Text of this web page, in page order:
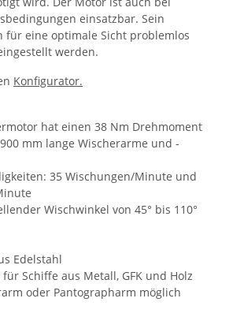
einsatzbar. Sein
für eine optimale Sicht problemlos
werden.
Konfigurator.
hat einen 38 Nm Drehmoment
mm lange Wischerarme und -
35 Wischungen/Minute und
Wischwinkel von 45° bis 110°
Edelstahl
Schiffe aus Metall, GFK und Holz
oder Pantographarm möglich